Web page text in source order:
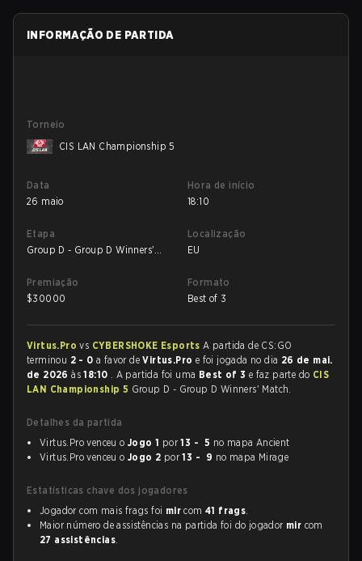
INFORMAÇÃO DE PARTIDA
Torneio
CIS LAN Championship 5
Data
26 maio
Hora de início
18:10
Etapa
Group D - Group D Winners'
Localização
EU
Premiação
$30000
Formato
Best of 3
Virtus.Provs CYBERSHOKE EsportsA partida de CS:GO
terminou 2 - 0 a favor deVirtus.Pro e foi jogada no dia 26 de mai.
de 2026às18:10 . A partida foi uma Best of 3 e faz parte do CIS
LAN Championship 5 Group D - Group D Winners' Match.
Detalhes da partida
Virtus.Pro venceu o Jogo 1 por13 - 5 no mapa Ancient
Virtus.Pro venceu o Jogo 2 por13 - 9 no mapa Mirage
Estatísticas chave dos jogadores
Jogador com mais frags foi mir com41 frags.
Maior número de assistências na partida foi do jogador mir com
27 assistências.